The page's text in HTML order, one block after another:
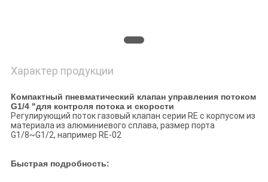
Характер продукции
Компактный пневматический клапан управления потоком
G1/4 "для контроля потока и скорости
Регулирующий поток газовый клапан серии RE с корпусом из
материала из алюминиевого сплава, размер порта
G1/8~G1/2, например RE-02
Быстрая подробность: